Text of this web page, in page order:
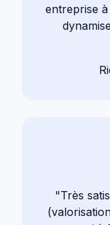
entreprise
"Très